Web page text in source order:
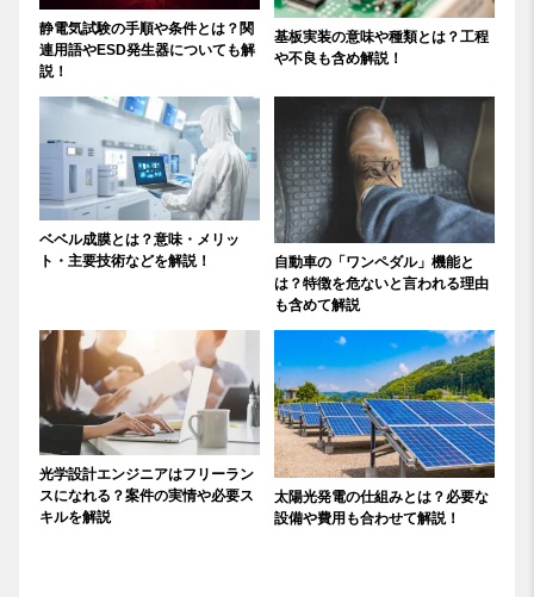
静電気試験の手順や条件とは？関
連用語やESD発生器についても解
説！
基板実装の意味や種類とは？工程
や不良も含め解説！
ベベル成膜とは？意味・メリッ
ト・主要技術などを解説！
自動車の「ワンペダル」機能と
は？特徴を危ないと言われる理由
も含めて解説
光学設計エンジニアはフリーラン
スになれる？案件の実情や必要ス
キルを解説
太陽光発電の仕組みとは？必要な
設備や費用も合わせて解説！